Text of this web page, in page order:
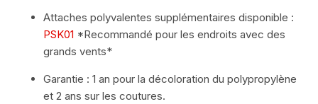
Attaches polyvalentes supplémentaires disponible :
PSK01 *Recommandé pour les endroits avec des
grands vents*
Garantie : 1 an pour la décoloration du polypropylène
et 2 ans sur les coutures.